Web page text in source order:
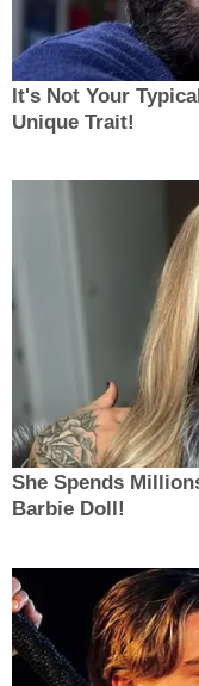
It's Not Your
Unique Trait!
She Spends
Barbie Doll!